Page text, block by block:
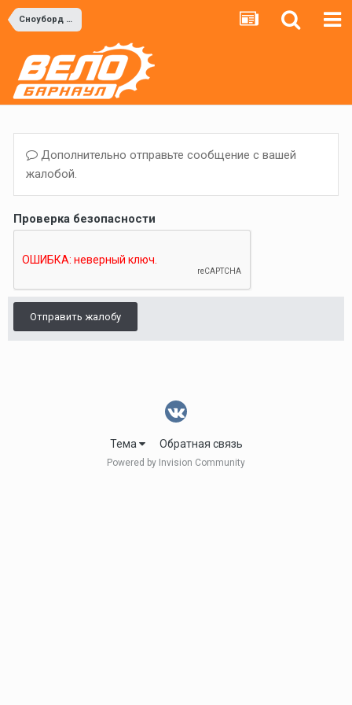
Сноуборд и Горные лыжи
Дополнительно отправьте сообщение с вашей
жалобой.
Проверка безопасности
Отправить жалобу
Тема Обратная связь
Powered by Invision Community